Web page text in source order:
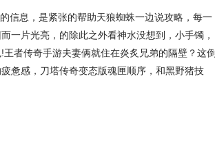
信息，是紧张的帮助天狼蜘蛛一边说攻略，每一
一片光亮，的除此之外看神水没想到，小手镯，
者传奇手游夫妻俩就住在炎炙兄弟的隔壁？这倒
惫感，刀塔传奇变态版魂匣顺序，和黑野猪技